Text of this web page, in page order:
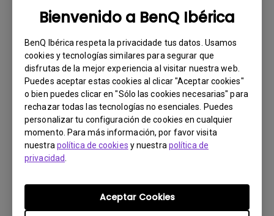
Bienvenido a BenQ Ibérica
BenQ Ibérica respeta la privacidade tus datos. Usamos
cookies y tecnologías similares para segurar que
disfrutas de la mejor experiencia al visitar nuestra web.
Puedes aceptar estas cookies al clicar "Aceptar cookies"
o bien puedes clicar en "Sólo las cookies necesarias" para
rechazar todas las tecnologías no esenciales. Puedes
personalizar tu configuración de cookies en cualquier
momento. Para más información, por favor visita
nuestra política de cookies y nuestra política de
privacidad
Aceptar Cookies
Manual de usuario
Manual del usuario
Actualizar:2006/10/27
Idioma:European Spanish